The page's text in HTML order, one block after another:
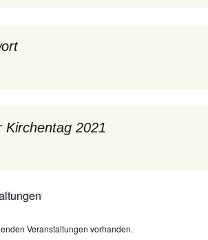
Kirchentag 2021
Veranstaltungen vorhanden.